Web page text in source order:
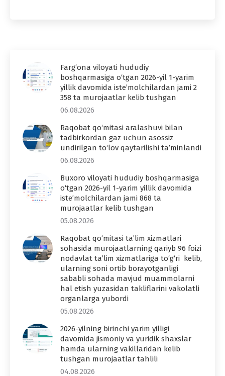
Farg‘ona viloyati hududiy
boshqarmasiga o‘tgan 2026-yil 1-yarim
yillik davomida iste’molchilardan jami 2
358 ta murojaatlar kelib tushgan
06.08.2026
Raqobat qo‘mitasi aralashuvi bilan
tadbirkordan gaz uchun asossiz
undirilgan to‘lov qaytarilishi ta’minlandi
06.08.2026
Buxoro viloyati hududiy boshqarmasiga
o‘tgan 2026-yil 1-yarim yillik davomida
iste’molchilardan jami 868 ta
murojaatlar kelib tushgan
05.08.2026
Raqobat qo‘mitasi ta’lim xizmatlari
sohasida murojaatlarning qariyb 96 foizi
nodavlat ta’lim xizmatlariga to‘g‘ri kelib,
ularning soni ortib borayotganligi
sababli sohada mavjud muammolarni
hal etish yuzasidan takliflarini vakolatli
organlarga yubordi
05.08.2026
2026-yilning birinchi yarim yilligi
davomida jismoniy va yuridik shaxslar
hamda ularning vakillaridan kelib
tushgan murojaatlar tahlili
04.08.2026